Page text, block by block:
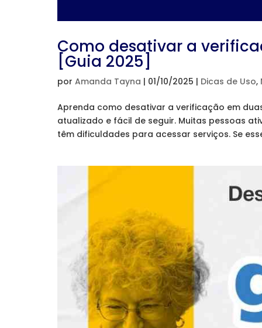
Como desativar a
[Guia 2025]
por Amanda Tayna | 01/10/2025 | Dicas de Uso,
Aprenda como desativar a verificação em
atualizado e fácil de seguir. Muitas pessoas
têm dificuldades para acessar serviços. Se